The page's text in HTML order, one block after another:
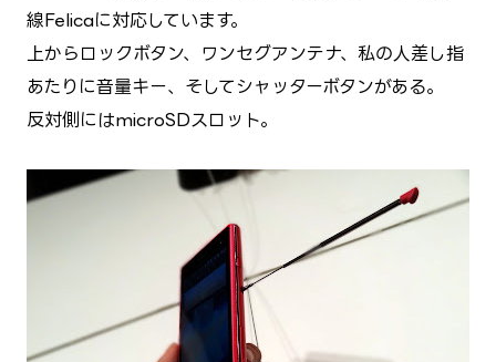
線Felicaに対応しています。
上からロックボタン、ワンセグアンテナ、私の人差し指
あたりに音量キー、そしてシャッターボタンがある。
反対側にはmicroSDスロット。